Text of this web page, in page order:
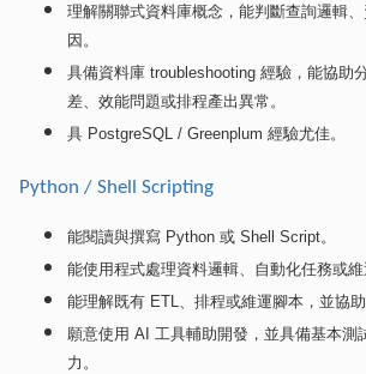
理解關聯式資料庫概念，能判斷查詢邏輯
因。
具備資料庫 troubleshooting 經驗，能協助
差、效能問題或排程產出異常。
具 PostgreSQL / Greenplum 經驗尤佳。
Python / Shell Scripting
能閱讀與撰寫 Python 或 Shell Script。
能使用程式處理資料邏輯、自動化任務或維
能理解既有 ETL
、排程或維運腳本，並協
願意使用 AI 工具輔助開發，並具備基本測
力。